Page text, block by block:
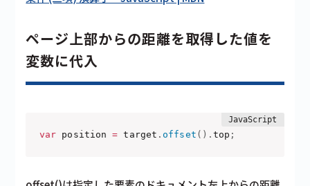
ページ上部からの距離を取得した値を
変数に代入
var position = target .offset ( ) .top ;